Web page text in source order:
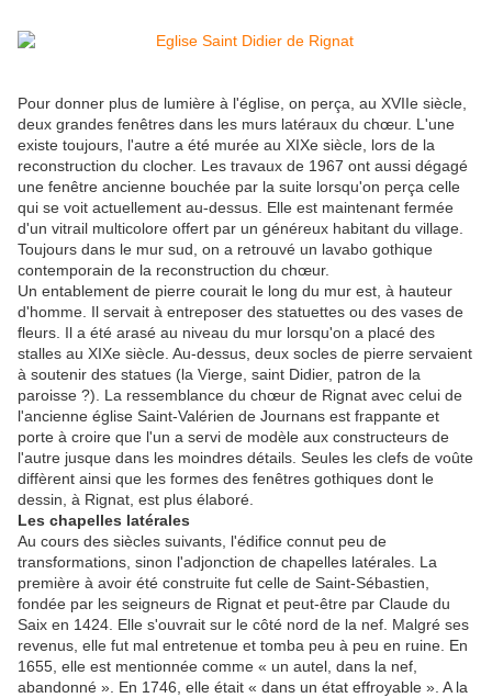
Pour donner plus de lumière à l'église, on perça, au XVIIe siècle,
deux grandes fenêtres dans les murs latéraux du chœur. L'une
existe toujours, l'autre a été murée au XIXe siècle, lors de la
reconstruction du clocher. Les travaux de 1967 ont aussi dégagé
une fenêtre ancienne bouchée par la suite lorsqu'on perça celle
qui se voit actuellement au-dessus. Elle est maintenant fermée
d'un vitrail multicolore offert par un généreux habitant du village.
Toujours dans le mur sud, on a retrouvé un lavabo gothique
contemporain de la reconstruction du chœur.
Un entablement de pierre courait le long du mur est, à hauteur
d'homme. Il servait à entreposer des statuettes ou des vases de
fleurs. Il a été arasé au niveau du mur lorsqu'on a placé des
stalles au XIXe siècle. Au-dessus, deux socles de pierre servaient
à soutenir des statues (la Vierge, saint Didier, patron de la
paroisse ?). La ressemblance du chœur de Rignat avec celui de
l'ancienne église Saint-Valérien de Journans est frappante et
porte à croire que l'un a servi de modèle aux constructeurs de
l'autre jusque dans les moindres détails. Seules les clefs de voûte
diffèrent ainsi que les formes des fenêtres gothiques dont le
dessin, à Rignat, est plus élaboré.
Les chapelles latérales
Au cours des siècles suivants, l'édifice connut peu de
transformations, sinon l'adjonction de chapelles latérales. La
première à avoir été construite fut celle de Saint-Sébastien,
fondée par les seigneurs de Rignat et peut-être par Claude du
Saix en 1424. Elle s'ouvrait sur le côté nord de la nef. Malgré ses
revenus, elle fut mal entretenue et tomba peu à peu en ruine. En
1655, elle est mentionnée comme « un autel, dans la nef,
abandonné ». En 1746, elle était « dans un état effroyable ». A la